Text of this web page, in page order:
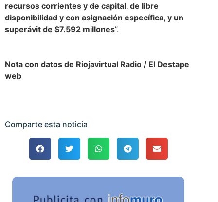
recursos corrientes y de capital, de libre
disponibilidad y con asignación específica, y un
superávit de $7.592 millones”.
Nota con datos de Riojavirtual Radio / El Destape
web
Comparte esta noticia